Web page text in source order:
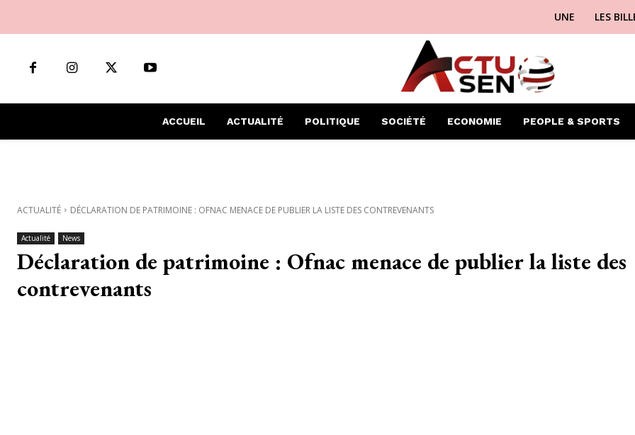
UNE LES
ACCUEIL ACTUALITÉ POLITIQUE SOCIÉTÉ ECONOMIE PEOPLE & SPORTS
ACTUALITÉ DÉCLARATION DE PATRIMOINE : OFNAC MENACE DE PUBLIER LA LISTE DES CONTREVENANTS
Actualité News
Déclaration de patrimoine : Ofnac menace de publier la liste des
contrevenants